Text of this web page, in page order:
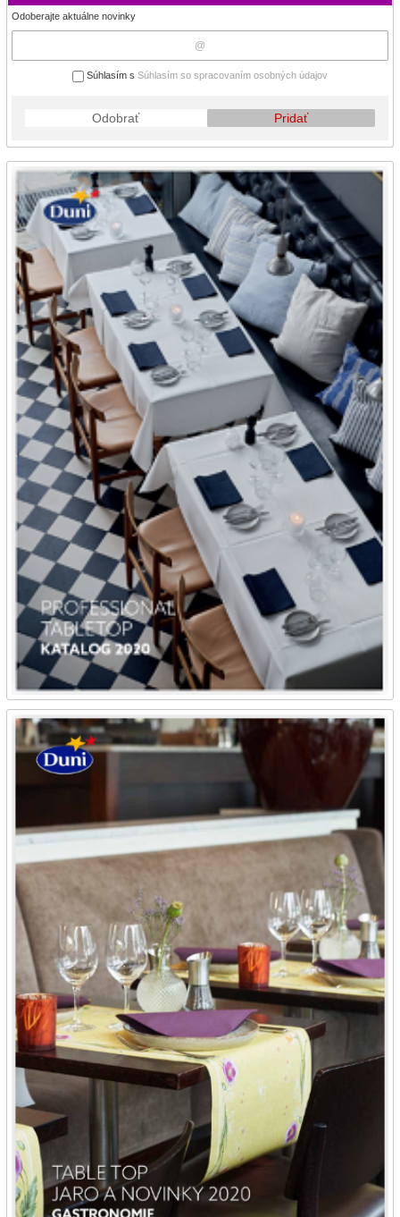
Odoberajte aktuálne novinky
Súhlasím s Súhlasím so spracovaním osobných údajov
Odobrať Pridať